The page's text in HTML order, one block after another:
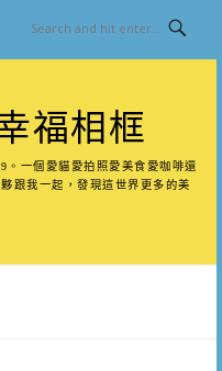
福相框
一個愛貓愛拍照愛美食愛咖啡還
跟我一起，發現這世界更多的美